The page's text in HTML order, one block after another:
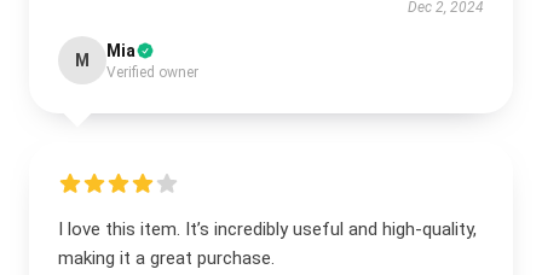
Dec 2, 2024
M Mia
Verified owner
I love this item. It’s incredibly useful and high-quality,
making it a great purchase.